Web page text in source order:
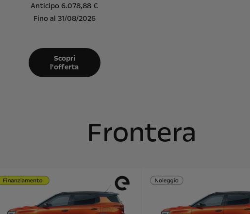
Anticipo 6.078,88 €
Fino al 31/08/2026
Scopri
l'offerta
Frontera